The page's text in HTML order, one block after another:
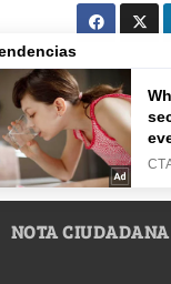
NOTA CIUDADANA